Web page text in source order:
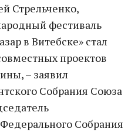
Стрельченко,
фестиваль
в Витебске» стал
проектов
– заявил
Собрания Союза
Собрания